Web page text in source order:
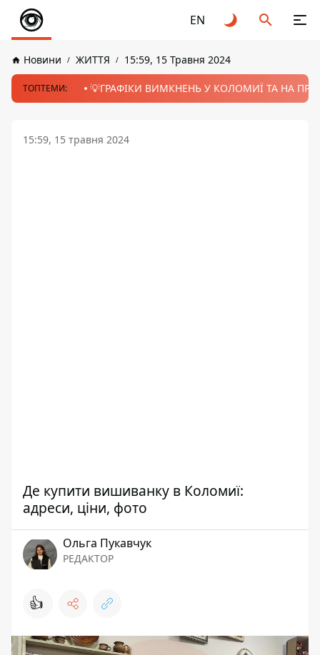
EN
Новини ЖИТТЯ 15:59, 15 Травня 2024
ТОПТЕМИ: 💡ГРАФІКИ ВИМКНЕНЬ У КОЛОМИЇ ТА НА
15:59, 15 травня 2024
Де купити вишиванку в Коломиї:
адреси, ціни, фото
Ольга Пукавчук
РЕДАКТОР
👍